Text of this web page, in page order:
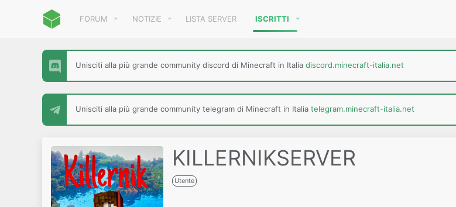
FORUM NOTIZIE LISTA SERVER ISCRITTI
Unisciti alla più grande community discord di Minecraft in Italia discord.minecraft-italia.net
Unisciti alla più grande community telegram di Minecraft in Italia telegram.minecraft-italia.net
KILLERNIKSERVER
Utente